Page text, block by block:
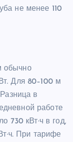
не менее 110
обычно
Для 80–100 м
в
работе
730 кВт·ч в год,
При тарифе